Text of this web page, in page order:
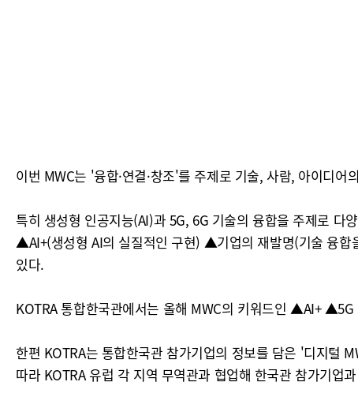
이번 MWC는 '융합·연결·창조'를 주제로 기술, 사람, 아이디
특히 생성형 인공지능(AI)과 5G, 6G 기술의 융합을 주제로
▲AI+(생성형 AI의 실질적인 구현) ▲기업의 재발명(기술 융
있다.
KOTRA 통합한국관에서는 올해 MWC의 키워드인 ▲AI+
한편 KOTRA는 통합한국관 참가기업의 정보를 담은 '디지털
따라 KOTRA 유럽 각 지역 무역관과 협업해 한국관 참가기업